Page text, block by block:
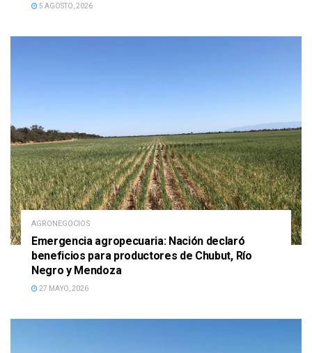
5 AGOSTO, 2026
AGRONEGOCIOS
Emergencia agropecuaria: Nación declaró
beneficios para productores de Chubut, Río
Negro y Mendoza
27 MAYO, 2026